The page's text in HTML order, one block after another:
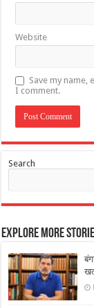
Website
Save my
I comment.
Search
Explore More